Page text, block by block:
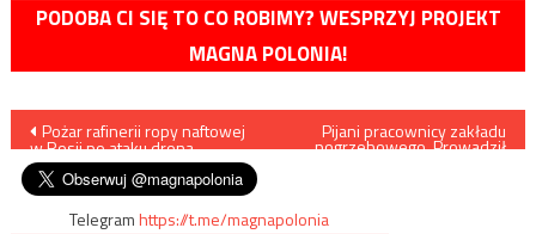
PODOBA CI SIĘ TO CO ROBIMY? WESPRZYJ PROJEKT
MAGNA POLONIA!
Nawigacja
wpisu
Pożar rafinerii ropy naftowej
w Rosji po ataku drona
Pijani pracownicy zakładu
pogrzebowego. Prowadził
Telegramhttps://t.me/magnapolonia